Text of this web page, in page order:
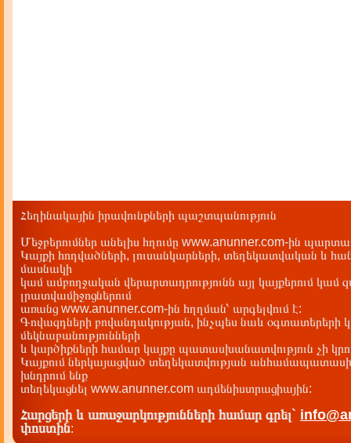
Հեղինակային իրավունքների պաշտպանություն
Մեջբերումներ անելիս հղումը www.anunner.com-ին
Կայքի հոդվածների, լուսանկարների, տեղեկատվական և
մասնակի
կամ ամբողջական վերարտադրությունն այլ կայքերում կամ
լրատվամիջոցներում
առանց www.anunner.com-ին հղղման՝ արգելվում է:
Գովազդների բովանդակության, ինչպես նաև օգտատերերի
մեկնաբանությունների
և կարծիքների համար կայքը պատասխանատվություն չի
Կայքում ներկայացված տեղեկատվության
խնդրում ենք
տեղեկացնել www.anunner.com ադմենիստրացիային:
Հարցերի և առաջարկությունների համար գրել`
փոստին: